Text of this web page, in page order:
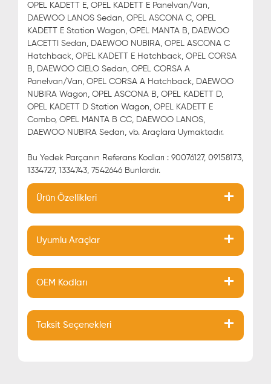
OPEL KADETT E, OPEL KADETT E Panelvan/Van,
DAEWOO LANOS Sedan, OPEL ASCONA C, OPEL
KADETT E Station Wagon, OPEL MANTA B, DAEWOO
LACETTI Sedan, DAEWOO NUBIRA, OPEL ASCONA C
Hatchback, OPEL KADETT E Hatchback, OPEL CORSA
B, DAEWOO CIELO Sedan, OPEL CORSA A
Panelvan/Van, OPEL CORSA A Hatchback, DAEWOO
NUBIRA Wagon, OPEL ASCONA B, OPEL KADETT D,
OPEL KADETT D Station Wagon, OPEL KADETT E
Combo, OPEL MANTA B CC, DAEWOO LANOS,
DAEWOO NUBIRA Sedan, vb. Araçlara Uymaktadır.
Bu Yedek Parçanın Referans Kodları : 90076127, 09158173,
1334727, 1334743, 7542646 Bunlardır.
Ürün Özellikleri
Uyumlu Araçlar
OEM Kodları
Taksit Seçenekleri